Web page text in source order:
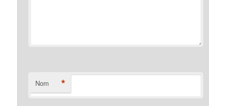
Nom *